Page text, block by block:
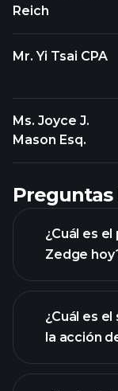
Reich
Mr. Yi Tsai CPA
Ms. Joyce J.
Mason Esq.
¿Cuál es
Zedge
¿Cuál es
la acción